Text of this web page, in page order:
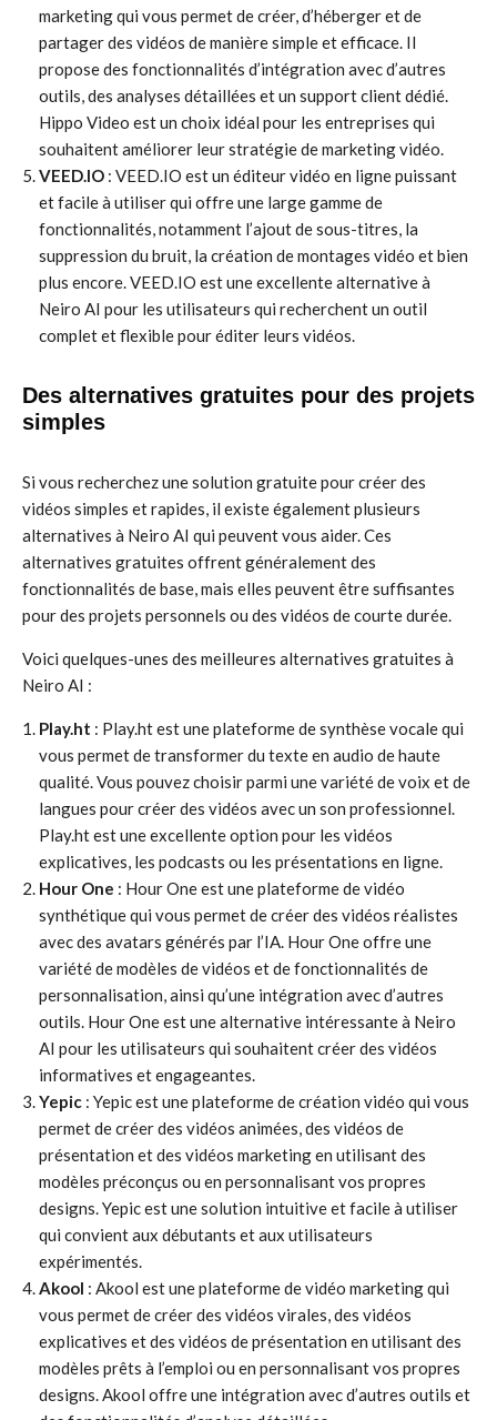
marketing qui vous permet de créer, d’héberger et de
partager des vidéos de manière simple et efficace. Il
propose des fonctionnalités d’intégration avec d’autres
outils, des analyses détaillées et un support client dédié.
Hippo Video est un choix idéal pour les entreprises qui
souhaitent améliorer leur stratégie de marketing vidéo.
VEED.IO : VEED.IO est un éditeur vidéo en ligne puissant
et facile à utiliser qui offre une large gamme de
fonctionnalités, notamment l’ajout de sous-titres, la
suppression du bruit, la création de montages vidéo et bien
plus encore. VEED.IO est une excellente alternative à
Neiro AI pour les utilisateurs qui recherchent un outil
complet et flexible pour éditer leurs vidéos.
Des alternatives gratuites pour des projets
simples
Si vous recherchez une solution gratuite pour créer des
vidéos simples et rapides, il existe également plusieurs
alternatives à Neiro AI qui peuvent vous aider. Ces
alternatives gratuites offrent généralement des
fonctionnalités de base, mais elles peuvent être suffisantes
pour des projets personnels ou des vidéos de courte durée.
Voici quelques-unes des meilleures alternatives gratuites à
Neiro AI :
Play.ht : Play.ht est une plateforme de synthèse vocale qui
vous permet de transformer du texte en audio de haute
qualité. Vous pouvez choisir parmi une variété de voix et de
langues pour créer des vidéos avec un son professionnel.
Play.ht est une excellente option pour les vidéos
explicatives, les podcasts ou les présentations en ligne.
Hour One : Hour One est une plateforme de vidéo
synthétique qui vous permet de créer des vidéos réalistes
avec des avatars générés par l’IA. Hour One offre une
variété de modèles de vidéos et de fonctionnalités de
personnalisation, ainsi qu’une intégration avec d’autres
outils. Hour One est une alternative intéressante à Neiro
AI pour les utilisateurs qui souhaitent créer des vidéos
informatives et engageantes.
Yepic : Yepic est une plateforme de création vidéo qui vous
permet de créer des vidéos animées, des vidéos de
présentation et des vidéos marketing en utilisant des
modèles préconçus ou en personnalisant vos propres
designs. Yepic est une solution intuitive et facile à utiliser
qui convient aux débutants et aux utilisateurs
expérimentés.
Akool : Akool est une plateforme de vidéo marketing qui
vous permet de créer des vidéos virales, des vidéos
explicatives et des vidéos de présentation en utilisant des
modèles prêts à l’emploi ou en personnalisant vos propres
designs. Akool offre une intégration avec d’autres outils et